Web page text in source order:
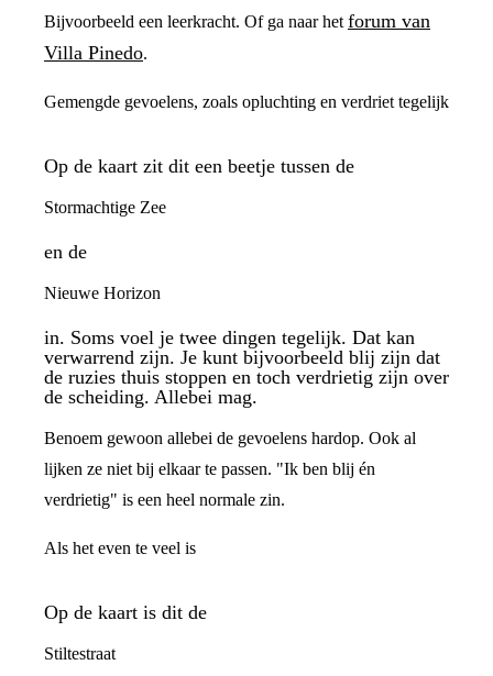
Bijvoorbeeld een leerkracht. Of ga naar het forum van
Villa Pinedo.
Gemengde gevoelens, zoals opluchting en verdriet tegelijk
Op de kaart zit dit een beetje tussen de
Stormachtige Zee
en de
Nieuwe Horizon
in. Soms voel je twee dingen tegelijk. Dat kan
verwarrend zijn. Je kunt bijvoorbeeld blij zijn dat
de ruzies thuis stoppen en toch verdrietig zijn over
de scheiding. Allebei mag.
Benoem gewoon allebei de gevoelens hardop. Ook al
lijken ze niet bij elkaar te passen. "Ik ben blij én
verdrietig" is een heel normale zin.
Als het even te veel is
Op de kaart is dit de
Stiltestraat